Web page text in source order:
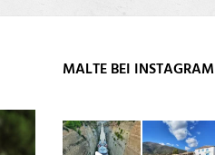
MALTE BEI INSTAGRAM